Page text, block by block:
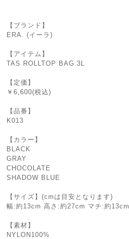
【ブランド】
ERA. (イーラ)
【アイテム】
TAS ROLLTOP BAG 3L
【定価】
￥6,600(税込)
【品番】
K013
【カラー】
BLACK
GRAY
CHOCOLATE
SHADOW BLUE
【サイズ】(cmは目安となります)
幅:約13cm 高さ:約27cm マチ:約13cm
【素材】
NYLON100%